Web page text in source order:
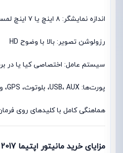
اندازه نمایشگر: ۸ اینچ یا ۷ اینچ لمسی
رزولوشن تصویر: بالا با وضوح HD
سیستم عامل: اختصاصی کیا یا در
پورت‌ها: USB، AUX، بلوتوث، GPS، ورودی دوربین عقب
هماهنگی کامل با کلیدهای روی
مزایای خرید مانیتور اپتیما 2017 استوک